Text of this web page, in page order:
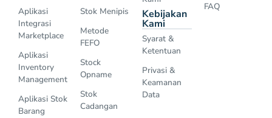
Aplikasi
Integrasi
Marketplace
Aplikasi
Inventory
Management
Aplikasi Stok
Barang
Stok Menipis
Metode
FEFO
Stock
Opname
Stok
Cadangan
Kebijakan
Kami
Syarat &
Ketentuan
Privasi &
Keamanan
Data
FAQ